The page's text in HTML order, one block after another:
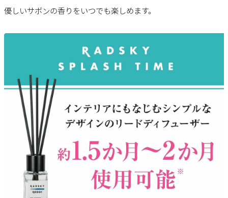
優しいサボンの香りをいつでも楽しめます。